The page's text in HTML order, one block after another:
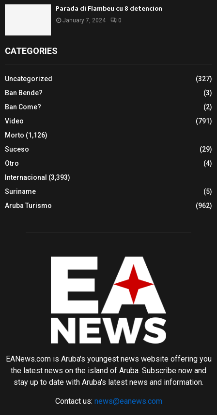
Parada di Flambeu cu 8 detencion
January 7, 2024 0
CATEGORIES
Uncategorized
(327)
Ban Bende?
(3)
Ban Come?
(2)
Video
(791)
Morto (1,126)
Suceso
(29)
Otro
(4)
Internacional (3,393)
Suriname
(5)
Aruba Turismo
(962)
EANews.com is Aruba's youngest news website offering you
the latest news on the island of Aruba. Subscribe now and
stay up to date with Aruba's latest news and information.
Contact us: news@eanews.com